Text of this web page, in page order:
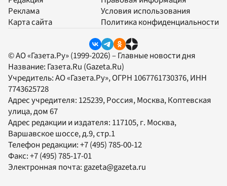
Реклама
Карта сайта
Условия использования
Политика конфиденциальности
© АО «Газета.Ру» (1999-2026) – Главные новости дня
Название: Газета.Ru (Gazeta.Ru)
Учредитель:АО «Газета.Ру», ОГРН 1067761730376, ИНН
7743625728
Адрес учредителя: 125239, Россия, Москва, Коптевская
улица, дом 67
Адрес редакции и издателя: 117105, г. Москва,
Варшавское шоссе, д.9, стр.1
Телефон редакции:+7 (495) 785-00-12
Факс:+7 (495) 785-17-01
Электронная почта:gazeta@gazeta.ru